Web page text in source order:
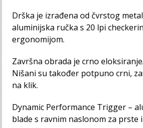
Drška je izrađena od čvrstog
aluminijska ručka s 20 lpi
ergonomijom.
Završna obrada je crno
Nišani su također potpuno crni,
na klik.
Dynamic Performance Trigger –
blade s ravnim naslonom za